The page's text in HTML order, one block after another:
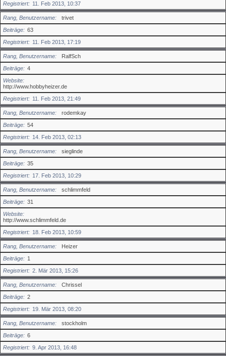
Registriert
11. Feb 2013, 10:37
Rang, Benutzername
trivet
Beiträge
63
Registriert
11. Feb 2013, 17:19
Rang, Benutzername
RalfSch
Beiträge
4
Website
http://www.hobbyheizer.de
Registriert
11. Feb 2013, 21:49
Rang, Benutzername
rodemkay
Beiträge
54
Registriert
14. Feb 2013, 02:13
Rang, Benutzername
sieglinde
Beiträge
35
Registriert
17. Feb 2013, 10:29
Rang, Benutzername
schlimmfeld
Beiträge
31
Website
http://www.schlimmfeld.de
Registriert
18. Feb 2013, 10:59
Rang, Benutzername
Heizer
Beiträge
1
Registriert
2. Mär 2013, 15:26
Rang, Benutzername
Chrissel
Beiträge
2
Registriert
19. Mär 2013, 08:20
Rang, Benutzername
stockholm
Beiträge
6
Registriert
9. Apr 2013, 16:48